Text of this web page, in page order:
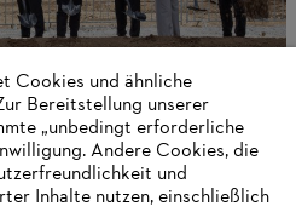
2024
Cookies und ähnliche
Bereitstellung unserer
„unbedingt erforderliche
Andere Cookies, die
und
Inhalte nutzen, einschließlich